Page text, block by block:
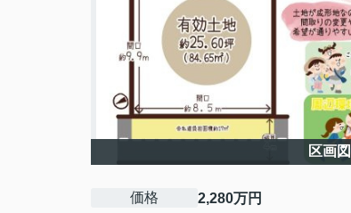
区画図
価格
2,280万円